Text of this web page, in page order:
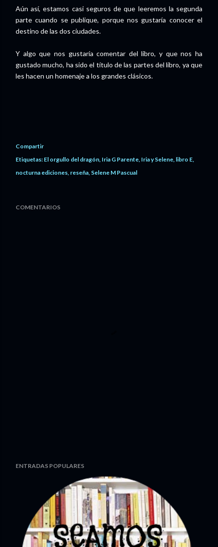
Aún así, estamos casi seguros de que leeremos la segunda
parte cuando se publique, porque nos gustaría conocer el
destino de las dos ciudades.
Y algo que nos gustaría comentar del libro, y que nos ha
gustado mucho, ha sido el título de las partes del libro, ya que
les hacen un homenaje a los grandes clásicos.
Compartir
Etiquetas: El orgullo del dragón Iria G Parente Iria y Selene libro E
nocturna ediciones reseña Selene M Pascual
COMENTARIOS
ENTRADAS POPULARES